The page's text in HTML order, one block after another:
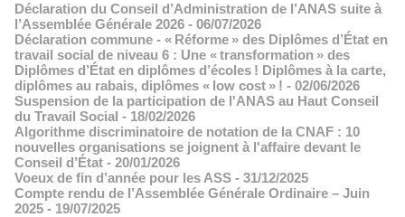
Déclaration du Conseil d’Administration de l’ANAS suite à
l’Assemblée Générale 2026 - 06/07/2026
Déclaration commune - « Réforme » des Diplômes d’État en
travail social de niveau 6 : Une « transformation » des
Diplômes d’État en diplômes d’écoles ! Diplômes à la carte,
diplômes au rabais, diplômes « low cost » ! - 02/06/2026
Suspension de la participation de l'ANAS au Haut Conseil
du Travail Social - 18/02/2026
Algorithme discriminatoire de notation de la CNAF : 10
nouvelles organisations se joignent à l'affaire devant le
Conseil d’État - 20/01/2026
Voeux de fin d’année pour les ASS - 31/12/2025
Compte rendu de l’Assemblée Générale Ordinaire – Juin
2025 - 19/07/2025